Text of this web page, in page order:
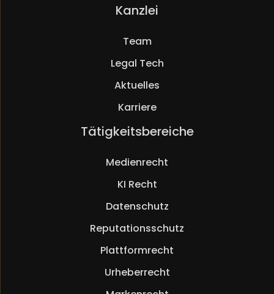
Mueller.legal
Kanzlei
Team
Legal Tech
Aktuelles
Karriere
Tätigkeitsbereiche
Medienrecht
KI Recht
Datenschutz
Reputationsschutz
Plattformrecht
Urheberrecht